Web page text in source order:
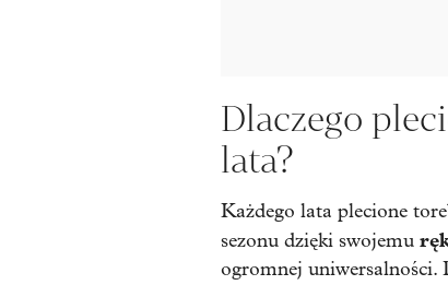
Dlaczego
lata?
Każdego lata plecione
sezonu dzięki swojemu
ogromnej uniwersalności.